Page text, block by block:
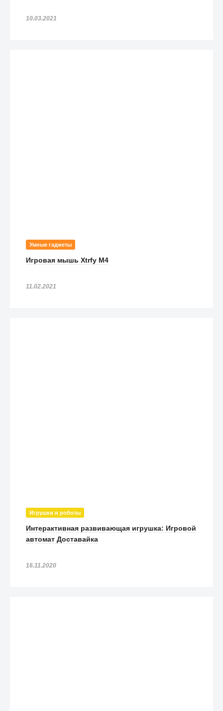
10.03.2021
Умные гаджеты
Игровая мышь Xtrfy M4
11.02.2021
Игрушки и роботы
Интерактивная развивающая игрушка: Игровой
автомат Доставайка
16.11.2020